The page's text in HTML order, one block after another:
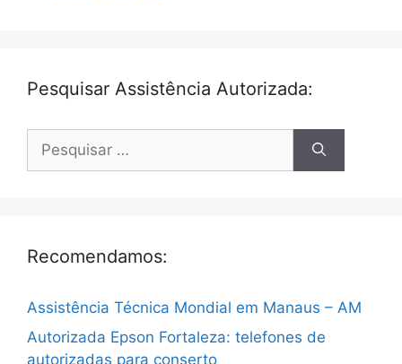
Pesquisar Assistência Autorizada:
por:
Recomendamos:
Assistência Técnica Mondial em Manaus – AM
Autorizada Epson Fortaleza: telefones de
autorizadas para conserto